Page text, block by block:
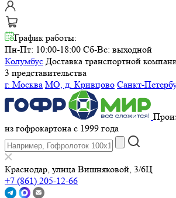
График работы:
Пн-Пт: 10:00-18:00 Сб-Вс: выходной
Колумбус Доставка транспортной
3 представительства
г. Москва МО, д. Кривцово Санкт-
из гофрокартона с 1999 года
Краснодар, улица Вишняковой, 3/6Ц
+7 (861) 205-12-66